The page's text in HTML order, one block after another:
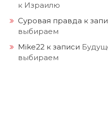
к Израилю
Суровая правда к
выбираем
Mike22 к записи
выбираем